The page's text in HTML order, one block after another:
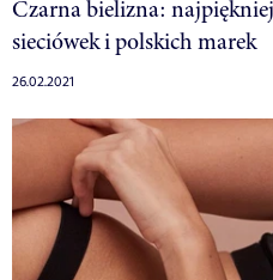
Czarna bielizna:
sieciówek i polskich marek
26.02.2021